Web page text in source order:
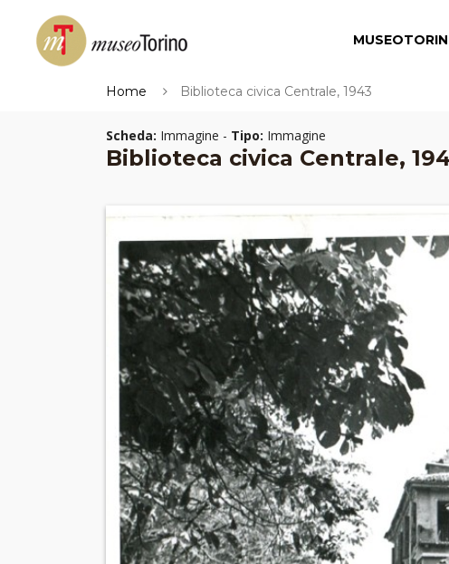
Home Biblioteca civica Centrale, 1943
Scheda: Immagine - Tipo: Immagine
Biblioteca civica Centrale,